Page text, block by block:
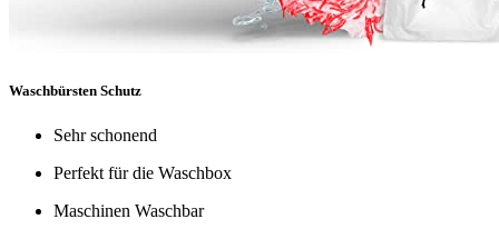
Waschbürsten Schutz
Sehr schonend
Perfekt für die Waschbox
Maschinen Waschbar